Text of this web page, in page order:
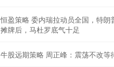
恒盈策略 委内瑞拉动员全国，特朗
摊牌后，马杜罗底气十足
牛股远期策略 周正峰：震荡不改等